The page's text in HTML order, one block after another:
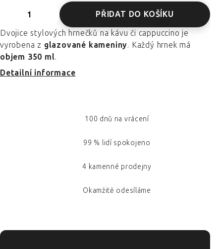
PŘIDAT DO KOŠÍKU
Dvojice stylových hrnečků na kávu či cappuccino je
vyrobena z glazované kameniny. Každý hrnek má
objem 350 ml.
Detailní informace
100 dnů na vrácení
99 % lidí spokojeno
4 kamenné prodejny
Okamžitě odesíláme
ZÁPATÍ